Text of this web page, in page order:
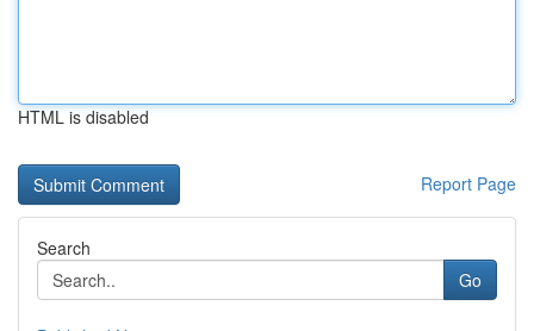
HTML is disabled
Report Page
Search
Go